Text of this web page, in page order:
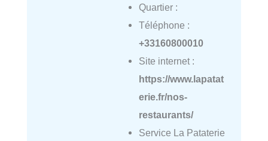
Quartier :
Téléphone :
+33160800010
Site internet :
https://www.lapatat
erie.fr/nos-
restaurants/
Service La Pataterie